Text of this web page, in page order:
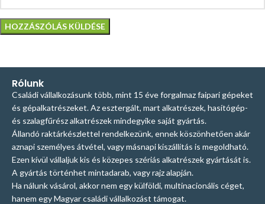
Rólunk
Családi vállalkozásunk több, mint 15 éve forgalmaz faipari gépeket
és gépalkatrészeket. Az esztergált, mart alkatrészek, hasítógép-
és szalagfűrész alkatrészek mindegyike saját gyártás.
Állandó raktárkészlettel rendelkezünk, ennek köszönhetően akár
aznapi személyes átvétel, vagy másnapi kiszállítás is megoldható.
Ezen kívül vállaljuk kis és közepes szériás alkatrészek gyártását is.
A gyártás történhet mintadarab, vagy rajz alapján.
Ha nálunk vásárol, akkor nem egy külföldi, multinacionális céget,
hanem egy Magyar családi vállalkozást támogat.